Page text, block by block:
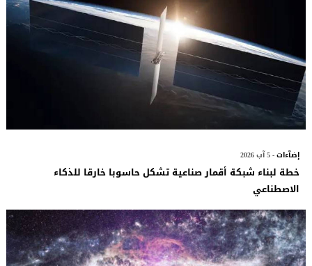
إضآءات- 5 آب 2026
خطة لبناء شبكة أقمار صناعية تشكل حاسوبا خارقا للذكاء
الاصطناعي